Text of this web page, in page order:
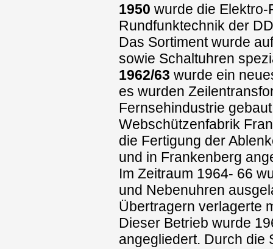
1950 wurde die Elektro-
Rundfunktechnik der
Das Sortiment wurde
sowie Schaltuhren
1962/63 wurde ein
es wurden
Fernsehindustrie
Webschützenfabrik
die Fertigung der
und in Frankenberg
Im Zeitraum 1964- 66
und Nebenuhren
Übertragern verlagerte
Dieser Betrieb wurde
angegliedert. Durch die